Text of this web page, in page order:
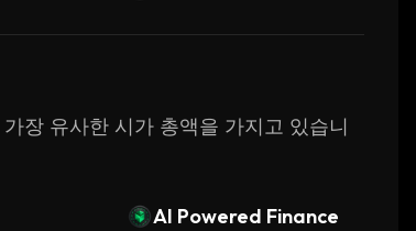
장 유사한 시가 총액을 가지고 있습니
AI Powered Finance